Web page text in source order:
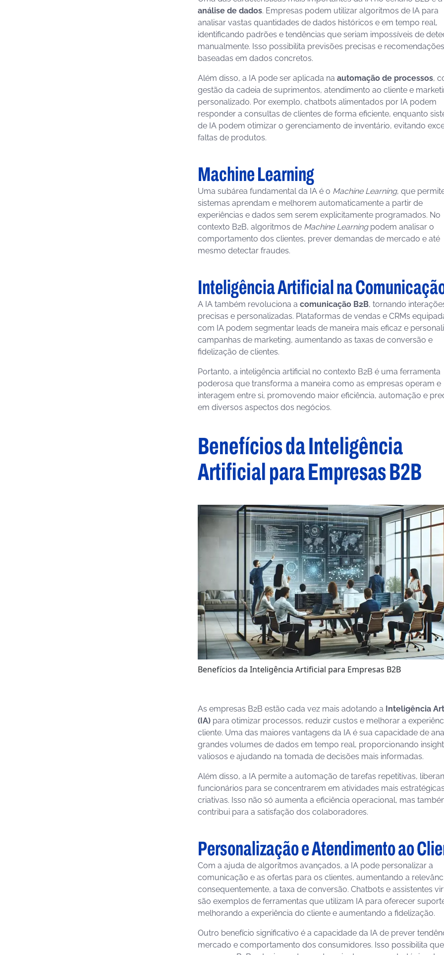
análise de dados. Empresas podem utilizar algoritmos de IA para
analisar vastas quantidades de dados históricos e em tempo real,
identificando padrões e tendências que seriam impossíveis de
manualmente. Isso possibilita previsões precisas e recomendações
baseadas em dados concretos.
Além disso, a IA pode ser aplicada na automação de processos,
gestão da cadeia de suprimentos, atendimento ao cliente e
personalizado. Por exemplo, chatbots alimentados por IA podem
responder a consultas de clientes de forma eficiente, enquanto
de IA podem otimizar o gerenciamento de inventário, evitando
faltas de produtos.
Machine Learning
Uma subárea fundamental da IA é o Machine Learning, que
sistemas aprendam e melhorem automaticamente a partir de
experiências e dados sem serem explicitamente programados. No
contexto B2B, algoritmos de Machine Learningpodem analisar o
comportamento dos clientes, prever demandas de mercado e até
mesmo detectar fraudes.
Inteligência Artificial na
A IA também revoluciona a comunicação B2B, tornando
precisas e personalizadas. Plataformas de vendas e CRMs
com IA podem segmentar leads de maneira mais eficaz e
campanhas de marketing, aumentando as taxas de conversão e
fidelização de clientes.
Portanto, a inteligência artificial no contexto B2B é uma ferramenta
poderosa que transforma a maneira como as empresas operam e
interagem entre si, promovendo maior eficiência, automação e
em diversos aspectos dos negócios.
Benefícios da Inteligência
Artificial para Empresas B2B
Benefícios da Inteligência Artificial para Empresas B2B
As empresas B2B estão cada vez mais adotando a Inteligência
(IA) para otimizar processos, reduzir custos e melhorar a
cliente. Uma das maiores vantagens da IA é sua capacidade de
grandes volumes de dados em tempo real, proporcionando
valiosos e ajudando na tomada de decisões mais informadas.
Além disso, a IA permite a automação de tarefas repetitivas,
funcionários para se concentrarem em atividades mais
criativas. Isso não só aumenta a eficiência operacional, mas
contribui para a satisfação dos colaboradores.
Personalização e Atendimento ao
Com a ajuda de algoritmos avançados, a IA pode personalizar a
comunicação e as ofertas para os clientes, aumentando a
consequentemente, a taxa de conversão. Chatbots e assistentes
são exemplos de ferramentas que utilizam IA para oferecer
melhorando a experiência do cliente e aumentando a fidelização.
Outro benefício significativo é a capacidade da IA de prever
mercado e comportamento dos consumidores. Isso possibilita